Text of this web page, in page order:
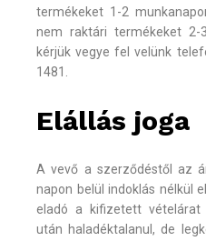
termékeket 1-2
nem raktári termékeket 2-
kérjük vegye fel velünk
1481.
Elállás joga
A vevő a szerződéstől az
napon belül indoklás nélkül
eladó a kifizetett vételárat
után haladéktalanul, de